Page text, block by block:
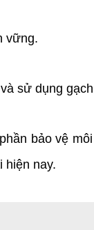
vững.
sử dụng
bảo vệ
hiện nay.